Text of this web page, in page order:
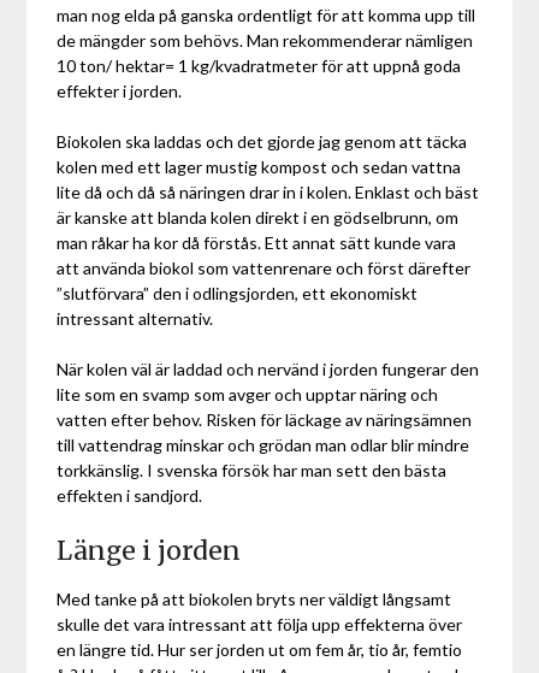
man nog elda på ganska ordentligt för att komma upp till
de mängder som behövs. Man rekommenderar nämligen
10 ton/ hektar= 1 kg/kvadratmeter för att uppnå goda
effekter i jorden.
Biokolen ska laddas och det gjorde jag genom att täcka
kolen med ett lager mustig kompost och sedan vattna
lite då och då så näringen drar in i kolen. Enklast och bäst
är kanske att blanda kolen direkt i en gödselbrunn, om
man råkar ha kor då förstås. Ett annat sätt kunde vara
att använda biokol som vattenrenare och först därefter
”slutförvara” den i odlingsjorden, ett ekonomiskt
intressant alternativ.
När kolen väl är laddad och nervänd i jorden fungerar den
lite som en svamp som avger och upptar näring och
vatten efter behov. Risken för läckage av näringsämnen
till vattendrag minskar och grödan man odlar blir mindre
torkkänslig. I svenska försök har man sett den bästa
effekten i sandjord.
Länge i jorden
Med tanke på att biokolen bryts ner väldigt långsamt
skulle det vara intressant att följa upp effekterna över
en längre tid. Hur ser jorden ut om fem år, tio år, femtio